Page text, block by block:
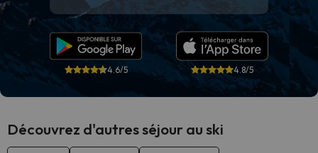
4.6/5 4.8/5
Découvrez d'autres séjour au ski